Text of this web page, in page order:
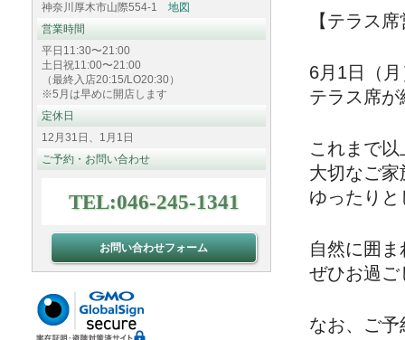
【テラス
6月1日（
テラス席
これまで以
大切なご
ゆったり
自然に囲
ぜひお過ご
なお、ご
神奈川厚木市山際554-1 地図
営業時間
平日11:30〜21:00
土日祝11:00〜21:00
（最終入店20:15/LO20:30）
※5月は早めに開店します
定休日
12月31日、1月1日
ご予約・お問い合わせ
TEL:046-245-1341
お問い合わせフォーム